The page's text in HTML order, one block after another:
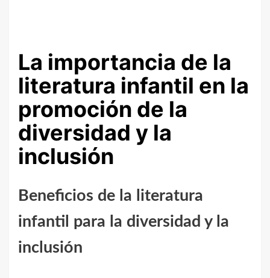
La importancia de la
literatura infantil en la
promoción de la
diversidad y la
inclusión
Beneficios de la literatura
infantil para la diversidad y la
inclusión